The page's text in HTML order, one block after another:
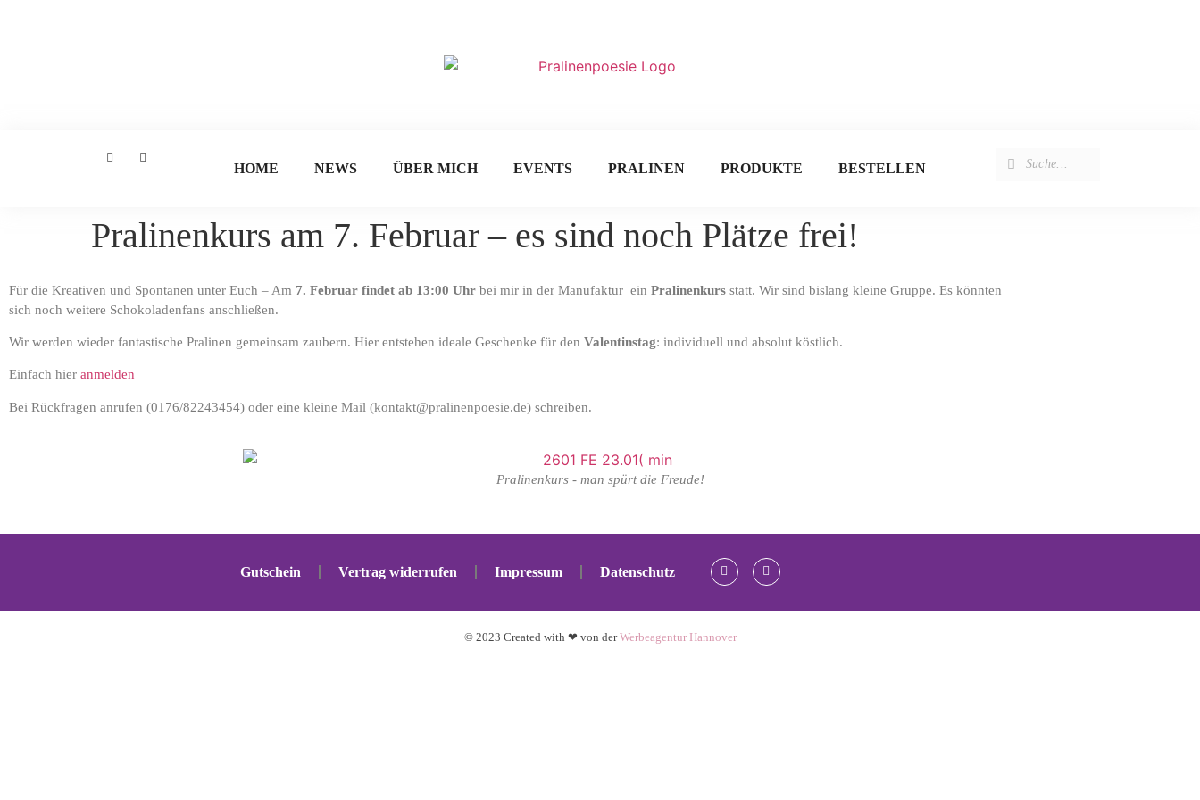
HOME NEWS ÜBER MICH EVENTS PRALINEN PRODUKTE BESTELLEN
Pralinenkurs am 7. Februar – es sind noch Plätze frei!
Für die Kreativen und Spontanen unter Euch – Am 7. Februar findet ab 13:00 Uhr bei mir in der Manufaktur ein Pralinenkurs statt. Wir sind bislang kleine Gruppe. Es könnten
sich noch weitere Schokoladenfans anschließen.
Wir werden wieder fantastische Pralinen gemeinsam zaubern. Hier entstehen ideale Geschenke für den Valentinstag: individuell und absolut köstlich.
Einfach hier anmelden
Bei Rückfragen anrufen (0176/82243454) oder eine kleine Mail (kontakt@pralinenpoesie.de) schreiben.
Pralinenkurs - man spürt die Freude!
Gutschein Vertrag widerrufen Impressum Datenschutz
© 2023 Created with ❤ von derWerbeagentur Hannover